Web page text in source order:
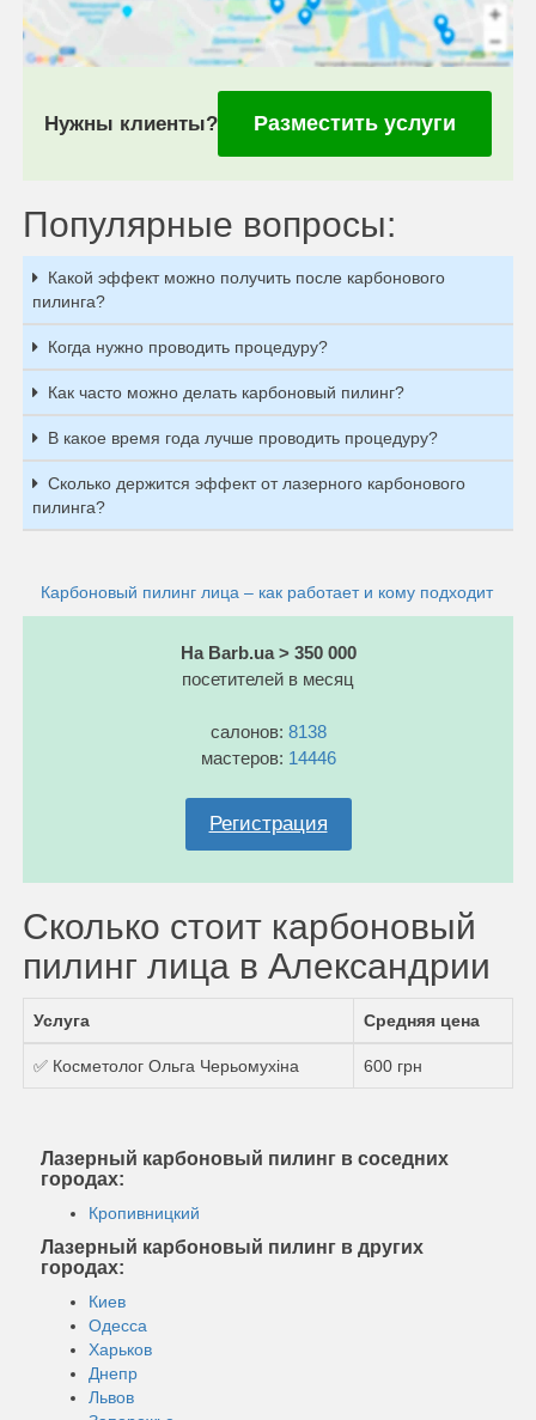
Нужны клиенты? Разместить услуги
Популярные вопросы:
Какой эффект можно получить после карбонового
пилинга?
Когда нужно проводить процедуру?
Как часто можно делать карбоновый пилинг?
В какое время года лучше проводить процедуру?
Сколько держится эффект от лазерного карбонового
пилинга?
Карбоновый пилинг лица – как работает и кому подходит
На Barb.ua > 350 000
посетителей в месяц
салонов: 8138
мастеров: 14446
Регистрация
Сколько стоит карбоновый
пилинг лица в Александрии
Услуга Средняя цена
✅ Косметолог Ольга Черьомухіна 600 грн
Лазерный карбоновый пилинг в соседних
городах:
Кропивницкий
Лазерный карбоновый пилинг в других
городах:
Киев
Одесса
Харьков
Днепр
Львов